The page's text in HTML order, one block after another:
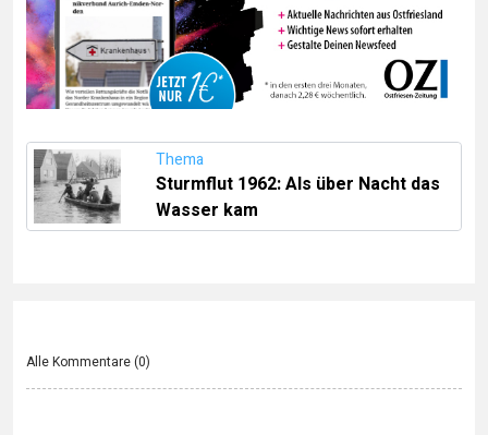
Thema
Sturmflut 1962: Als über Nacht das
Wasser kam
Alle Kommentare (0)